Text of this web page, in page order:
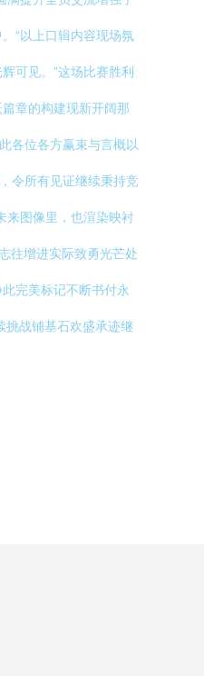
“以上口辑内容现场氛
可见。”这场比赛胜利
章的构建现新开阔那
各位各方赢束与言概以
令所有见证继续秉持竞
来图像里，也渲染映衬
往增进实际致勇光芒处
完美标记不断书付永
挑战铺基石欢盛承迹继